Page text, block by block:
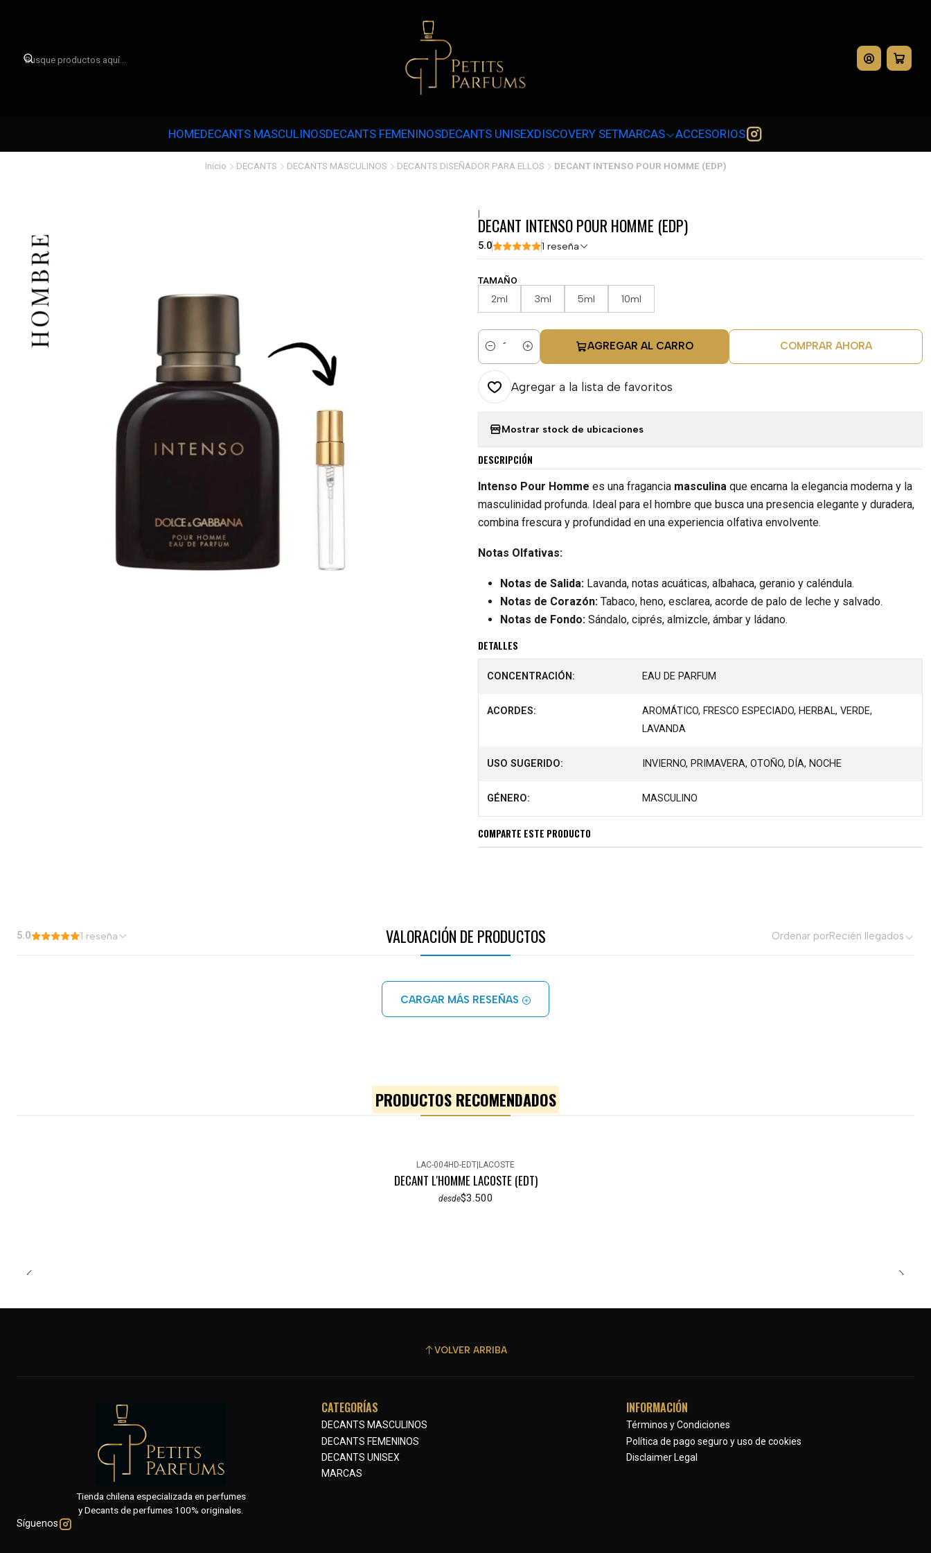
HOMEDECANTS MASCULINOSDECANTS FEMENINOSDECANTS UNISEXDISCOVERY SETMARCAS ACCESORIOS
Inicio DECANTS DECANTS MASCULINOS DECANTS DISEÑADOR PARA ELLOS DECANT INTENSO POUR HOMME (EDP)
|
DECANT INTENSO POUR HOMME (EDP)
5.0 1 reseña
TAMAÑO
2ml 3ml 5ml 10ml
Cantidad
AGREGAR AL CARRO COMPRAR AHORA
Agregar a la lista de favoritos
Mostrar stock de ubicaciones
DESCRIPCIÓN
Intenso Pour Homme es una fragancia masculina que encarna la elegancia moderna y la
masculinidad profunda. Ideal para el hombre que busca una presencia elegante y duradera,
combina frescura y profundidad en una experiencia olfativa envolvente.
Notas Olfativas:
Notas de Salida: Lavanda, notas acuáticas, albahaca, geranio y caléndula.
Notas de Corazón: Tabaco, heno, esclarea, acorde de palo de leche y salvado.
Notas de Fondo: Sándalo, ciprés, almizcle, ámbar y ládano.
DETALLES
CONCENTRACIÓN: EAU DE PARFUM
ACORDES:
AROMÁTICO, FRESCO ESPECIADO, HERBAL, VERDE,
LAVANDA
USO SUGERIDO: INVIERNO, PRIMAVERA, OTOÑO, DÍA, NOCHE
GÉNERO: MASCULINO
COMPARTE ESTE PRODUCTO
VALORACIÓN DE PRODUCTOS
5.0 1 reseña Ordenar porRecién llegados
CARGAR MÁS RESEÑAS
PRODUCTOS RECOMENDADOS
LAC-004HD-EDT|LACOSTE
DECANT L'HOMME LACOSTE (EDT)
desde$3.500
VOLVER ARRIBA
Tienda chilena especializada en perfumes
y Decants de perfumes 100% originales.
Síguenos
CATEGORÍAS
DECANTS MASCULINOS
DECANTS FEMENINOS
DECANTS UNISEX
MARCAS
INFORMACIÓN
Términos y Condiciones
Política de pago seguro y uso de cookies
Disclaimer Legal